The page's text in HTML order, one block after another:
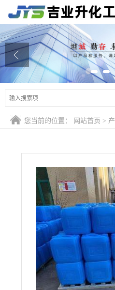
公司首页
公司介绍
公司动态
产品展厅
证书荣誉
在线留言
您当前的位置： 网站首页 >